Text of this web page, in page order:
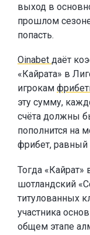
выход в
прошлом
попасть.
Oinabet даёт
«Кайрата» в
игрокам
эту сумму,
счёта должны
пополнится на
фрибет, равный
Тогда
шотландский
титулованных
участника
общем этапе